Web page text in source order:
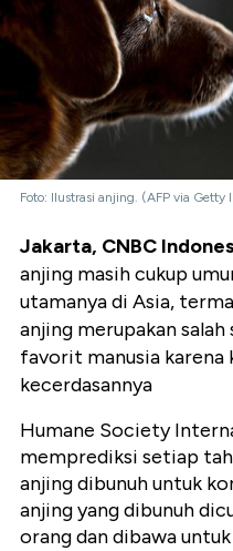
Foto: Ilustrasi anjing. (AFP via Getty
Jakarta, CNBC
anjing masih cukup
utamanya di Asia,
anjing merupakan
favorit manusia karena
kecerdasannya
Humane Society
memprediksi setiap
anjing dibunuh untuk
anjing yang dibunuh
orang dan dibawa